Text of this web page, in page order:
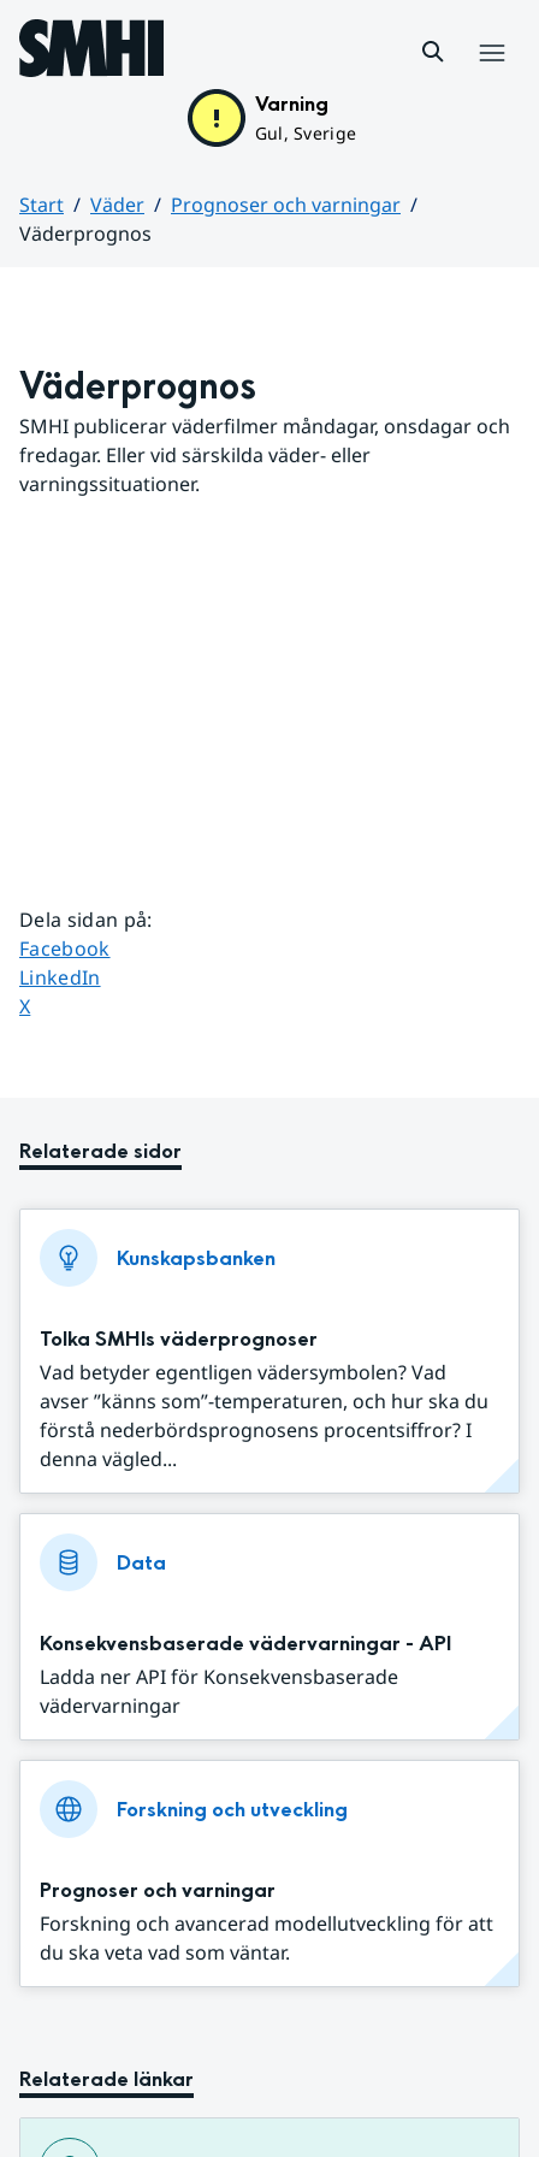
Hoppa till sidans innehåll
Varning
Gul, Sverige
Start Väder
Prognoser och varningar
Väderprognos
Väderprognos
SMHI publicerar väderfilmer måndagar, onsdagar och
fredagar. Eller vid särskilda väder- eller
varningssituationer.
Dela sidan på:
Dela sidan på
Facebook
Dela sidan på
LinkedIn
Dela sidan på
X
Relaterade sidor
Kunskapsbanken
Tolka SMHIs väderprognoser
Vad betyder egentligen vädersymbolen? Vad
avser ”känns som”-temperaturen, och hur ska du
förstå nederbördsprognosens procentsiffror? I
denna vägled...
Data
Konsekvensbaserade vädervarningar - API
Ladda ner API för Konsekvensbaserade
vädervarningar
Forskning och utveckling
Prognoser och varningar
Forskning och avancerad modellutveckling för att
du ska veta vad som väntar.
Relaterade länkar